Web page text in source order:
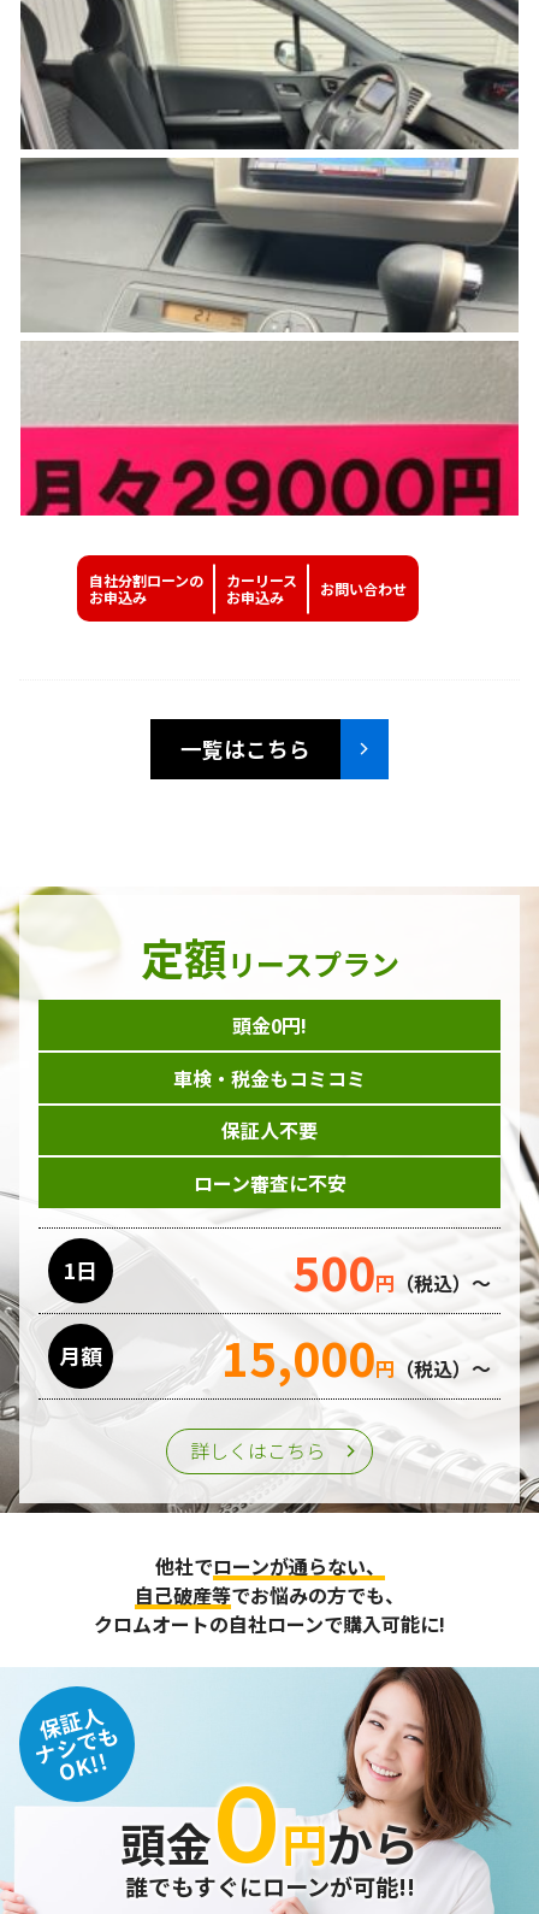
自社分割ローンの
お申込み
カーリース
お申込み
お問い合わせ
一覧はこちら
定額リースプラン
頭金0円!
車検・税金もコミコミ
保証人不要
ローン審査に不安
1日 500円 （税込）～
月額 15,000円 （税込）～
詳しくはこちら
他社でローンが通らない、
自己破産等でお悩みの方でも、
クロムオートの自社ローンで購入可能に!
保証人
ナシでも
OK!!
頭金０円から
誰でもすぐにローンが可能!!